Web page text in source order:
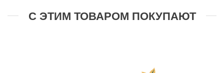
С ЭТИМ ТОВАРОМ ПОКУПАЮТ